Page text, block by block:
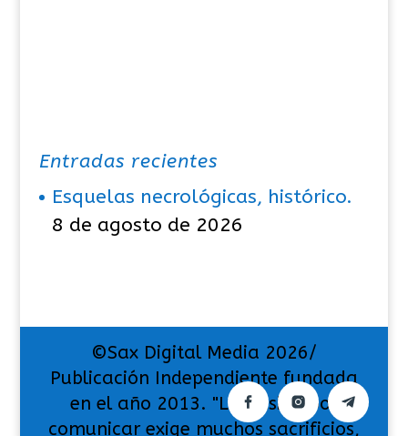
Entradas recientes
Esquelas necrológicas, histórico.
8 de agosto de 2026
©Sax Digital Media 2026/
Publicación Independiente fundada
en el año 2013. "La pasión por
comunicar exige muchos sacrificios,